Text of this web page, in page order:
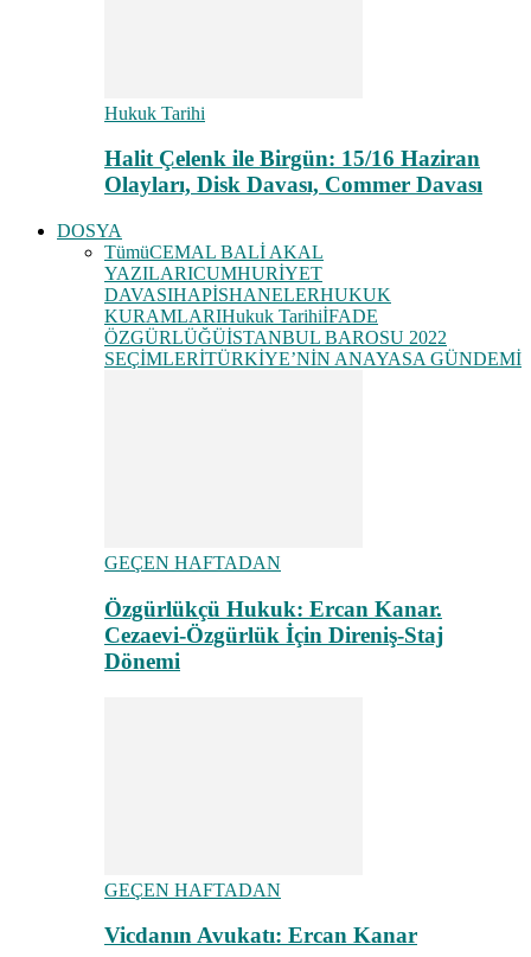
Hukuk Tarihi
Halit Çelenk ile Birgün: 15/16 Haziran
Olayları, Disk Davası, Commer Davası
DOSYA
TümüCEMAL BALİ AKAL
YAZILARICUMHURİYET
DAVASIHAPİSHANELERHUKUK
KURAMLARIHukuk TarihiİFADE
ÖZGÜRLÜĞÜİSTANBUL BAROSU 2022
SEÇİMLERİTÜRKİYE’NİN ANAYASA GÜNDEMİ
GEÇEN HAFTADAN
Özgürlükçü Hukuk: Ercan Kanar.
Cezaevi-Özgürlük İçin Direniş-Staj
Dönemi
GEÇEN HAFTADAN
Vicdanın Avukatı: Ercan Kanar